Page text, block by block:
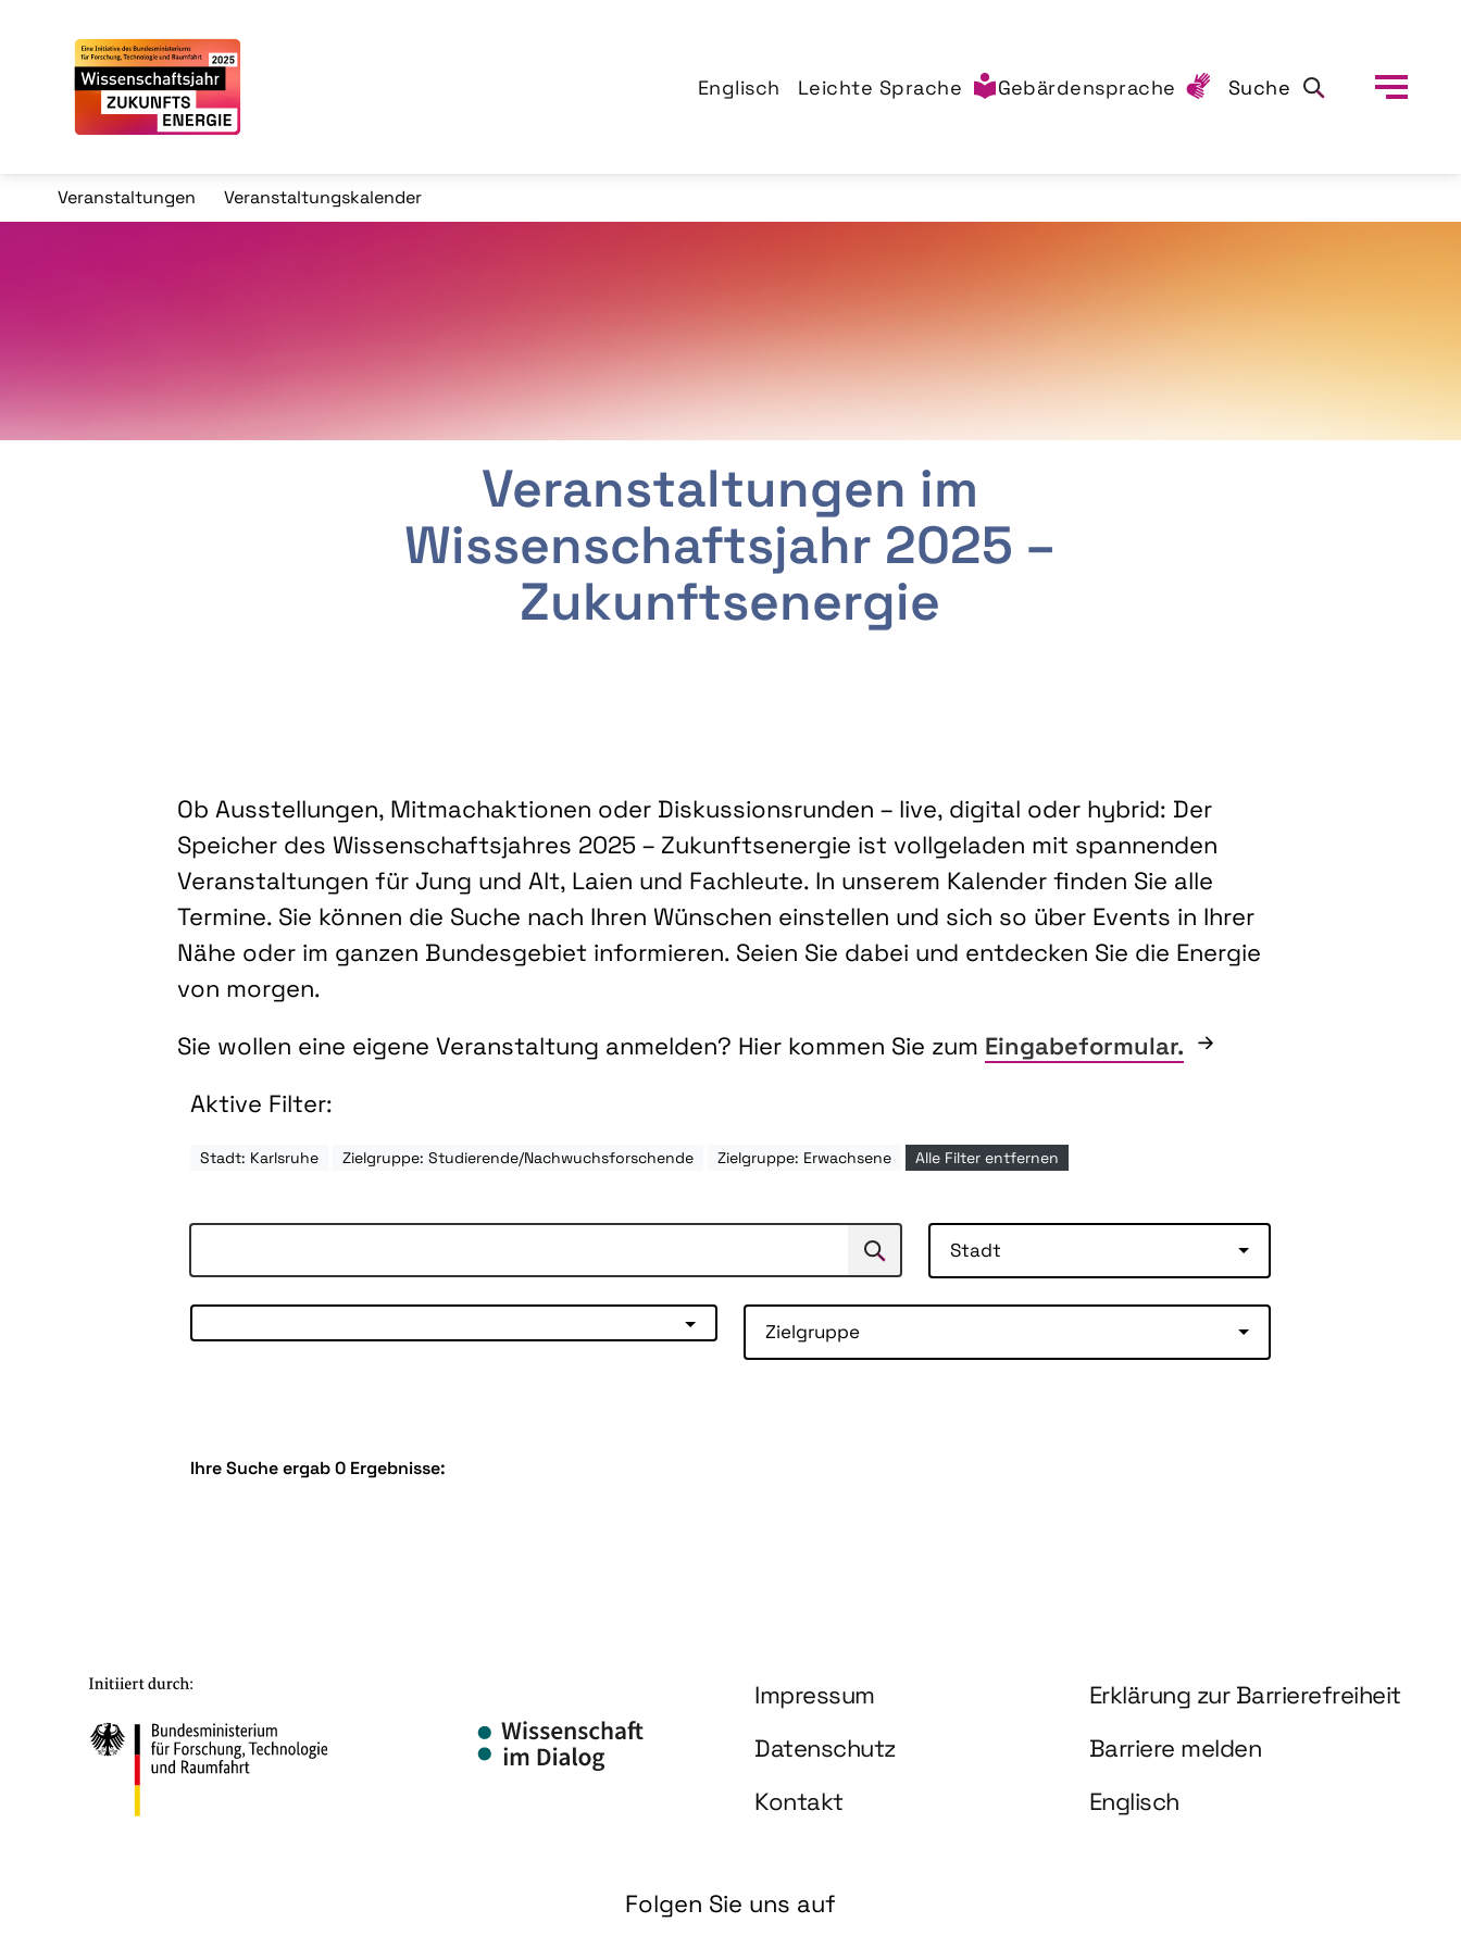
Englisch Leichte Sprache Gebärdensprache Suche
Veranstaltungen Veranstaltungskalender
Veranstaltungen im
Wissenschaftsjahr 2025 –
Zukunftsenergie
Ob Ausstellungen, Mitmachaktionen oder Diskussionsrunden – live, digital oder hybrid: Der
Speicher des Wissenschaftsjahres 2025 – Zukunftsenergie ist vollgeladen mit spannenden
Veranstaltungen für Jung und Alt, Laien und Fachleute. In unserem Kalender finden Sie alle
Termine. Sie können die Suche nach Ihren Wünschen einstellen und sich so über Events in Ihrer
Nähe oder im ganzen Bundesgebiet informieren. Seien Sie dabei und entdecken Sie die Energie
von morgen.
Sie wollen eine eigene Veranstaltung anmelden? Hier kommen Sie zum Eingabeformular.
Aktive Filter:
Stadt: Karlsruhe Zielgruppe: Studierende/Nachwuchsforschende Zielgruppe: Erwachsene Alle Filter entfernen
Suchen Stadt
Zielgruppe
Ihre Suche ergab 0 Ergebnisse:
Information und Service
Impressum
Erklärung zur Barrierefreiheit
Datenschutz
Barriere melden
Kontakt
Englisch
Folgen Sie uns auf